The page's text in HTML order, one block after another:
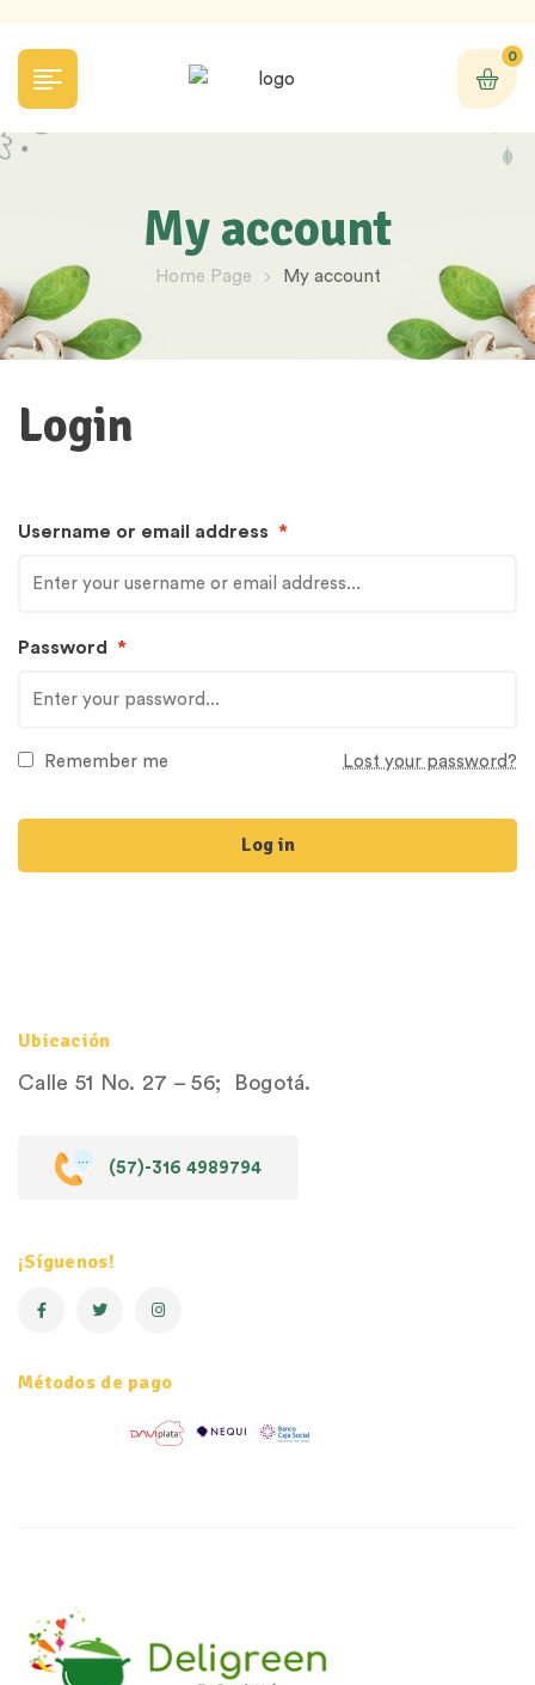
0
My account
Home Page My account
Login
Username or email address *
Password *
Remember me Lost your password?
Log in
Ubicación
Calle 51 No. 27 – 56; Bogotá.
(57)-316 4989794
¡Síguenos!
Métodos de pago